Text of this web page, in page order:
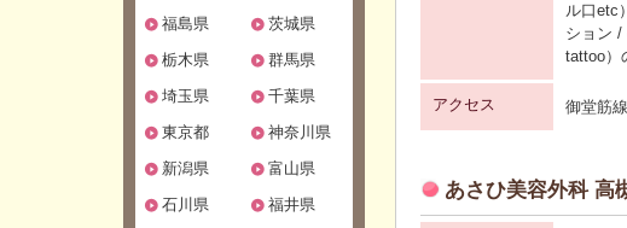
福島県
茨城県
栃木県
群馬県
埼玉県
千葉県
東京都
神奈川県
新潟県
富山県
石川県
福井県
ル口etc
ション /
tattoo）
アクセス 御堂筋
あさひ美容外科 高